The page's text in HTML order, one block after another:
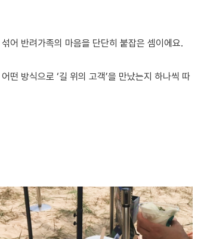
어 반려가족의 마음을 단단히 붙잡은 셈이에요.
떤 방식으로 ‘길 위의 고객’을 만났는지 하나씩 따